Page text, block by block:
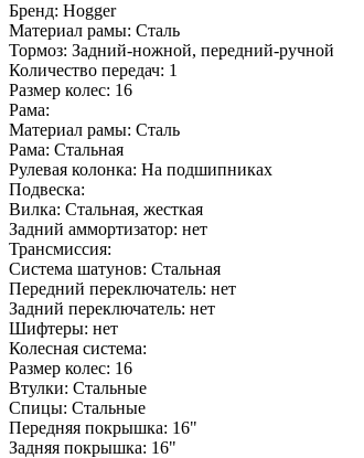
Бренд: Hogger
Материал рамы: Сталь
Тормоз: Задний-ножной, передний-ручной
Количество передач: 1
Размер колес: 16
Рама:
Материал рамы: Сталь
Рама: Стальная
Рулевая колонка: На подшипниках
Подвеска:
Вилка: Стальная, жесткая
Задний аммортизатор: нет
Трансмиссия:
Система шатунов: Стальная
Передний переключатель: нет
Задний переключатель: нет
Шифтеры: нет
Колесная система:
Размер колес: 16
Втулки: Стальные
Спицы: Стальные
Передняя покрышка: 16"
Задняя покрышка: 16"